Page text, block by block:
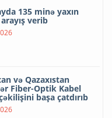
135 minə yaxın
verib
və Qazaxıstan
Fiber-Optik Kabel
başa çatdırıb